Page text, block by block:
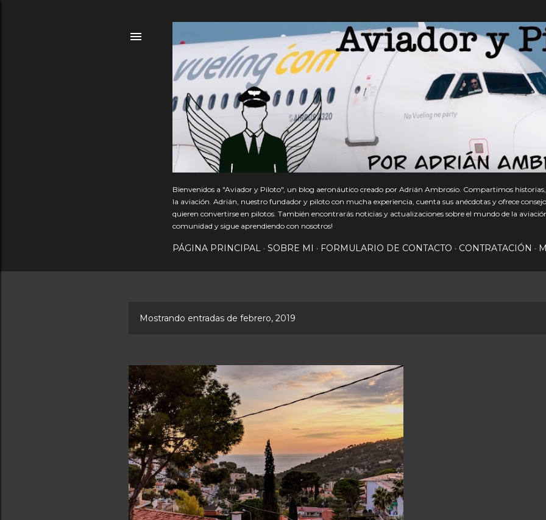
Bienvenidos a "Aviador y Piloto", un blog aeronáutico creado por Adrián Ambrosio. Compartimos historias,
la aviación. Adrián, nuestro fundador y piloto con mucha experiencia, cuenta sus anécdotas y ofrece
quieren convertirse en pilotos. También encontrarás noticias y actualizaciones sobre el mundo de la
comunidad y sigue aprendiendo con nosotros!
PÁGINA PRINCIPAL SOBRE MI FORMULARIO DE CONTACTO CONTRATACIÓN
t
r
a
d
a
s
Mostrando entradas de febrero, 2019